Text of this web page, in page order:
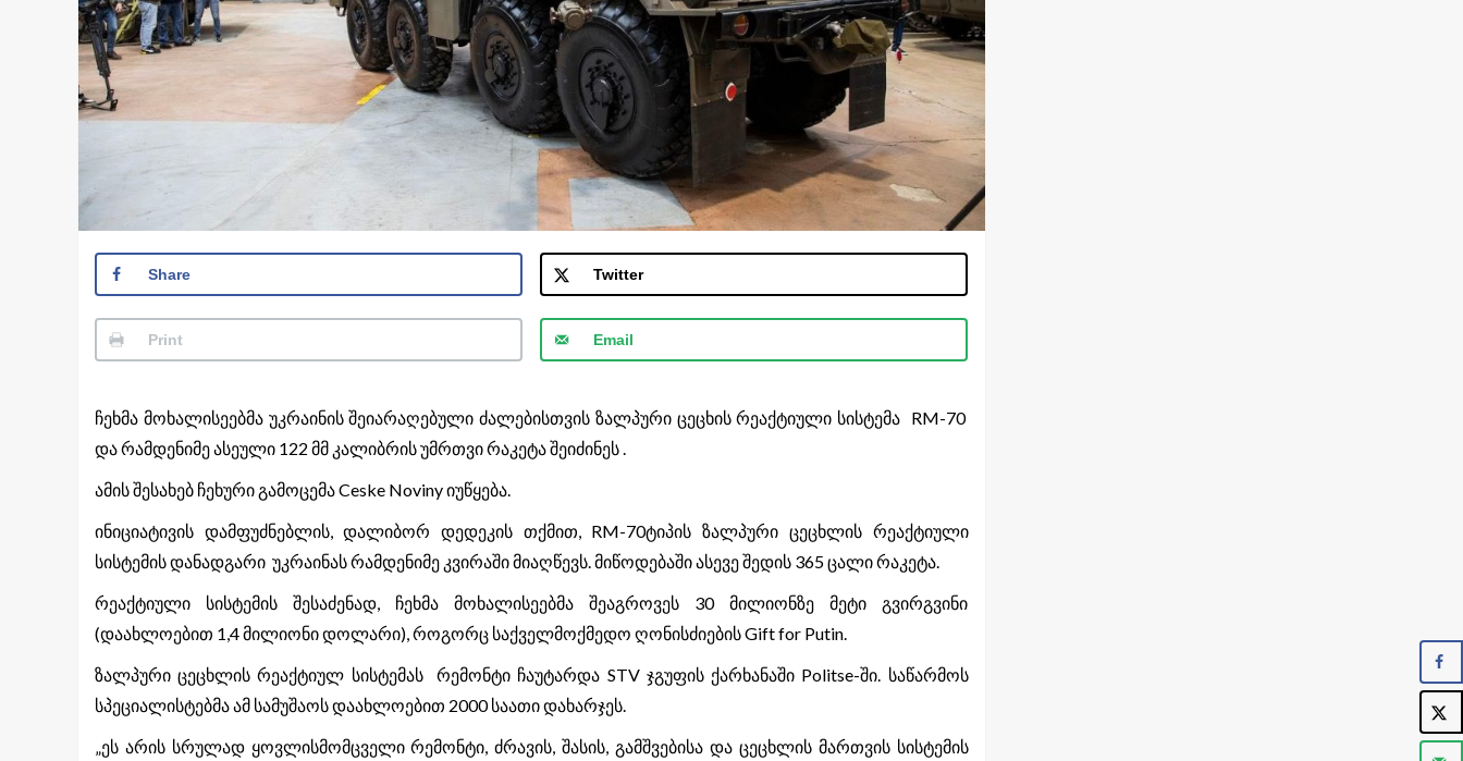
Share Twitter
Print Email
ჩეხმა მოხალისეებმა უკრაინის შეიარაღებული ძალებისთვის ზალპური ცეცხის რეაქტიული სისტემა RM-70
და რამდენიმე ასეული 122 მმ კალიბრის უმრთვი რაკეტა შეიძინეს .
ამის შესახებ ჩეხური გამოცემა Ceske Noviny იუწყება.
ინიციატივის დამფუძნებლის, დალიბორ დედეკის თქმით, RM-70ტიპის ზალპური ცეცხლის რეაქტიული
სისტემის დანადგარი უკრაინას რამდენიმე კვირაში მიაღწევს. მიწოდებაში ასევე შედის 365 ცალი რაკეტა.
რეაქტიული სისტემის შესაძენად, ჩეხმა მოხალისეებმა შეაგროვეს 30 მილიონზე მეტი გვირგვინი
(დაახლოებით 1,4 მილიონი დოლარი), როგორც საქველმოქმედო ღონისძიების Gift for Putin.
ზალპური ცეცხლის რეაქტიულ სისტემას რემონტი ჩაუტარდა STV ჯგუფის ქარხანაში Politse-ში. საწარმოს
სპეციალისტებმა ამ სამუშაოს დაახლოებით 2000 საათი დახარჯეს.
„ეს არის სრულად ყოვლისმომცველი რემონტი, ძრავის, შასის, გამშვებისა და ცეცხლის მართვის სისტემის